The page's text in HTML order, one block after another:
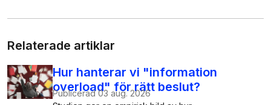
Relaterade artiklar
Hur hanterar vi "information
overload" för rätt beslut?
Publicerad 03 aug. 2026